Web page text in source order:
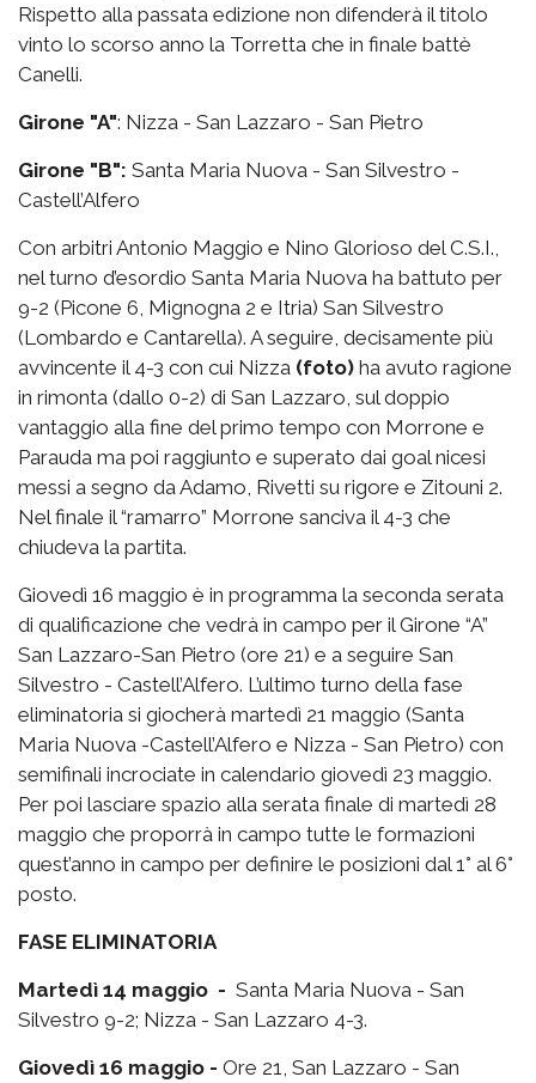
Rispetto alla passata edizione non difenderà il titolo
vinto lo scorso anno la Torretta che in finale battè
Canelli.
Girone "A": Nizza - San Lazzaro - San Pietro
Girone "B": Santa Maria Nuova - San Silvestro -
Castell’Alfero
Con arbitri Antonio Maggio e Nino Glorioso del C.S.I.,
nel turno d’esordio Santa Maria Nuova ha battuto per
9-2 (Picone 6, Mignogna 2 e Itria) San Silvestro
(Lombardo e Cantarella). A seguire, decisamente più
avvincente il 4-3 con cui Nizza (foto) ha avuto ragione
in rimonta (dallo 0-2) di San Lazzaro, sul doppio
vantaggio alla fine del primo tempo con Morrone e
Parauda ma poi raggiunto e superato dai goal nicesi
messi a segno da Adamo, Rivetti su rigore e Zitouni 2.
Nel finale il “ramarro” Morrone sanciva il 4-3 che
chiudeva la partita.
Giovedì 16 maggio è in programma la seconda serata
di qualificazione che vedrà in campo per il Girone “A”
San Lazzaro-San Pietro (ore 21) e a seguire San
Silvestro - Castell’Alfero. L’ultimo turno della fase
eliminatoria si giocherà martedì 21 maggio (Santa
Maria Nuova -Castell’Alfero e Nizza - San Pietro) con
semifinali incrociate in calendario giovedì 23 maggio.
Per poi lasciare spazio alla serata finale di martedì 28
maggio che proporrà in campo tutte le formazioni
quest’anno in campo per definire le posizioni dal 1° al 6°
posto.
FASE ELIMINATORIA
Martedì 14 maggio - Santa Maria Nuova - San
Silvestro 9-2; Nizza - San Lazzaro 4-3.
Giovedì 16 maggio - Ore 21, San Lazzaro - San